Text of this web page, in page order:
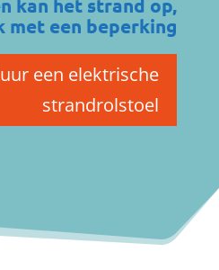
kan het strand op,
met een beperking
een elektrische
strandrolstoel